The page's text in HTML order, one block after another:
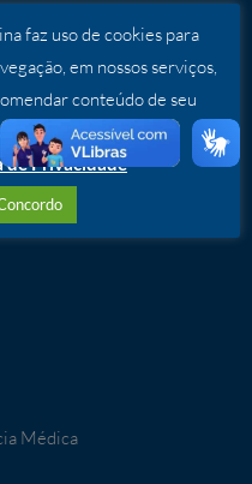
Médica
faz uso de cookies para
em nossos serviços,
conteúdo de seu
de Privacidade